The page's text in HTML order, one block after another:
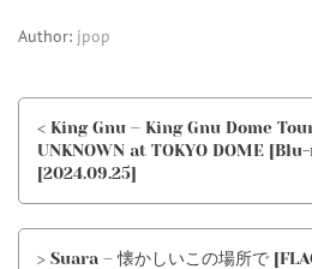
Author: jpop
< King Gnu – King Gnu Dome
UNKNOWN at TOKYO DOME
[2024.09.25]
> Suara – 懐かしいこの場所で